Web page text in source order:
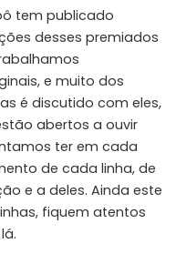
tem publicado
desses premiados
e muito dos
é discutido com eles,
abertos a ouvir
ter em cada
de cada linha, de
e a deles. Ainda este
fiquem atentos